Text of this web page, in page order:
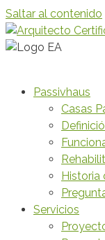
Saltar al contenido
Passivhaus
Casas
Historia
Servicios